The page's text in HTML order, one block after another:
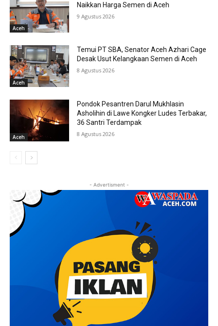
Aceh
Naikkan Harga Semen di Aceh
9 Agustus 2026
Aceh
Temui PT SBA, Senator Aceh Azhari Cage
Desak Usut Kelangkaan Semen di Aceh
8 Agustus 2026
Aceh
Pondok Pesantren Darul Mukhlasin
Asholihin di Lawe Kongker Ludes Terbakar,
36 Santri Terdampak
8 Agustus 2026
- Advertisment -